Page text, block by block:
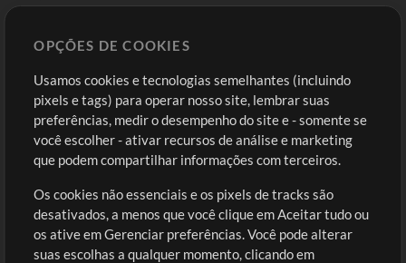
Comprar Créditos
Conteúdo Grátis
Solicite uma Música
Extras
Sessões
Envie seu conteúdo
Entre
Cadastre-se
Ir ao carrinho
OPÇÕES DE COOKIES
Usamos cookies e tecnologias semelhantes (incluindo
pixels e tags) para operar nosso site, lembrar suas
preferências, medir o desempenho do site e - somente se
você escolher - ativar recursos de análise e marketing
que podem compartilhar informações com terceiros.
Os cookies não essenciais e os pixels de tracks são
desativados, a menos que você clique em Aceitar tudo ou
os ative em Gerenciar preferências. Você pode alterar
suas escolhas a qualquer momento, clicando em